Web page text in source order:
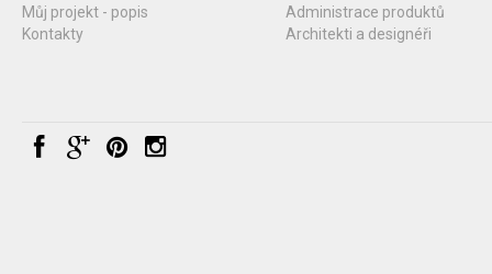
Můj projekt - popis
Kontakty
Administrace produktů
Architekti a designéři